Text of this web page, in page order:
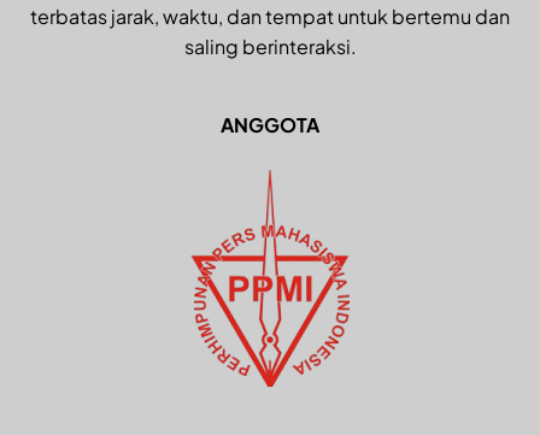
terbatas jarak, waktu, dan tempat untuk bertemu dan
saling berinteraksi.
ANGGOTA